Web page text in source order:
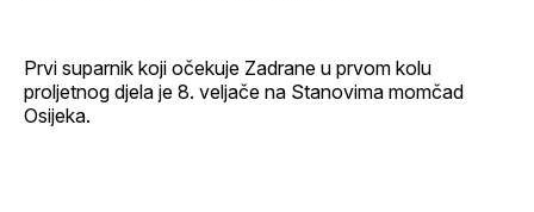
Prvi suparnik koji očekuje Zadrane u prvom kolu
proljetnog djela je 8. veljače na Stanovima momčad
Osijeka.